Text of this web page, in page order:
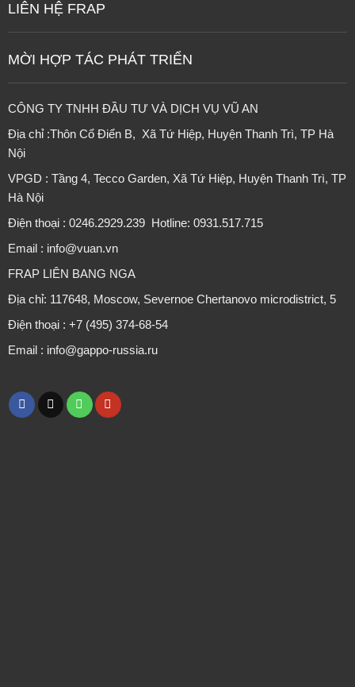
LIÊN HỆ FRAP
MỜI HỢP TÁC PHÁT TRIỂN
CÔNG TY TNHH ĐẦU TƯ VÀ DỊCH VỤ VŨ AN
Địa chỉ :Thôn Cổ Điển B, Xã Tứ Hiệp, Huyện Thanh Trì, TP Hà
Nội
VPGD : Tầng 4, Tecco Garden, Xã Tứ Hiệp, Huyện Thanh Trì, TP
Hà Nội
Điện thoại : 0246.2929.239 Hotline: 0931.517.715
Email : info@vuan.vn
FRAP LIÊN BANG NGA
Địa chỉ: 117648, Moscow, Severnoe Chertanovo microdistrict, 5
Điện thoại : +7 (495) 374-68-54
Email : info@gappo-russia.ru